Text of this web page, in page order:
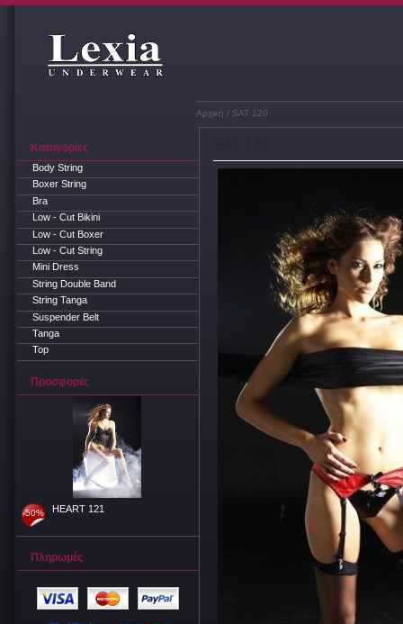
Αρχική / SAT 120
Κατηγορίες
Body String
Boxer String
Bra
Low - Cut Bikini
Low - Cut Boxer
Low - Cut String
Mini Dress
String Double Band
String Tanga
Suspender Belt
Tanga
Top
Προσφορές
-50% HEART 121
Πληρωμές